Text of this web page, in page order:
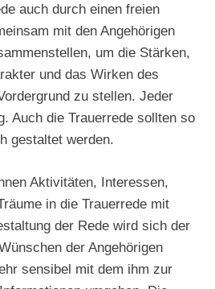
auch durch einen freien
mit den Angehörigen
um die Stärken,
und das Wirken des
zu stellen. Jeder
Auch die Trauerrede sollten so
gestaltet werden.
Aktivitäten, Interessen,
in die Trauerrede mit
der Rede wird sich der
der Angehörigen
sensibel mit dem ihm zur